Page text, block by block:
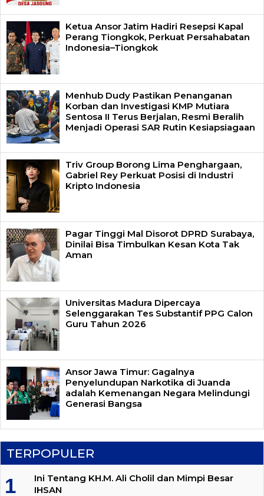
Ketua Ansor Jatim Hadiri Resepsi Kapal
Perang Tiongkok, Perkuat Persahabatan
Indonesia–Tiongkok
Menhub Dudy Pastikan Penanganan
Korban dan Investigasi KMP Mutiara
Sentosa II Terus Berjalan, Resmi Beralih
Menjadi Operasi SAR Rutin Kesiapsiagaan
Triv Group Borong Lima Penghargaan,
Gabriel Rey Perkuat Posisi di Industri
Kripto Indonesia
Pagar Tinggi Mal Disorot DPRD Surabaya,
Dinilai Bisa Timbulkan Kesan Kota Tak
Aman
Universitas Madura Dipercaya
Selenggarakan Tes Substantif PPG Calon
Guru Tahun 2026
Ansor Jawa Timur: Gagalnya
Penyelundupan Narkotika di Juanda
adalah Kemenangan Negara Melindungi
Generasi Bangsa
TERPOPULER
Ini Tentang KH.M. Ali Cholil dan Mimpi Besar
IHSAN